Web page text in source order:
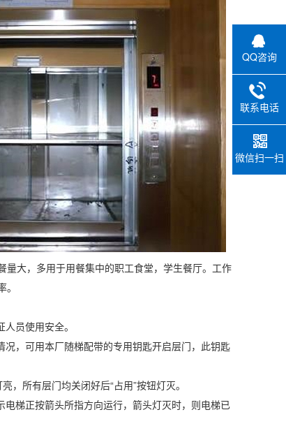
大，多用于用餐集中的职工食堂，学生餐厅。工作
员使用安全。
，可用本厂随梯配带的专用钥匙开启层门，此钥匙
，所有层门均关闭好后“占用”按钮灯灭。
梯正按箭头所指方向运行，箭头灯灭时，则电梯已
QQ咨询
联系电话
微信扫一扫